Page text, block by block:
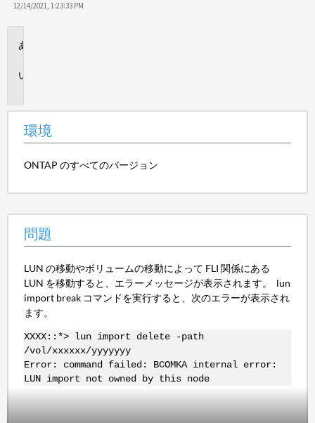
12/14/2021, 1:23:33 PM
環境
ONTAP のすべてのバージョン
問題
LUN の移動やボリュームの移動によって FLI 関係にある
LUN を移動すると、エラーメッセージが表示されます。 lun
import break コマンドを実行すると、次のエラーが表示され
ます。
XXXX::*> lun import delete -path
/vol/xxxxxx/yyyyyyy
Error: command failed: BCOMKA internal error:
LUN import not owned by this node